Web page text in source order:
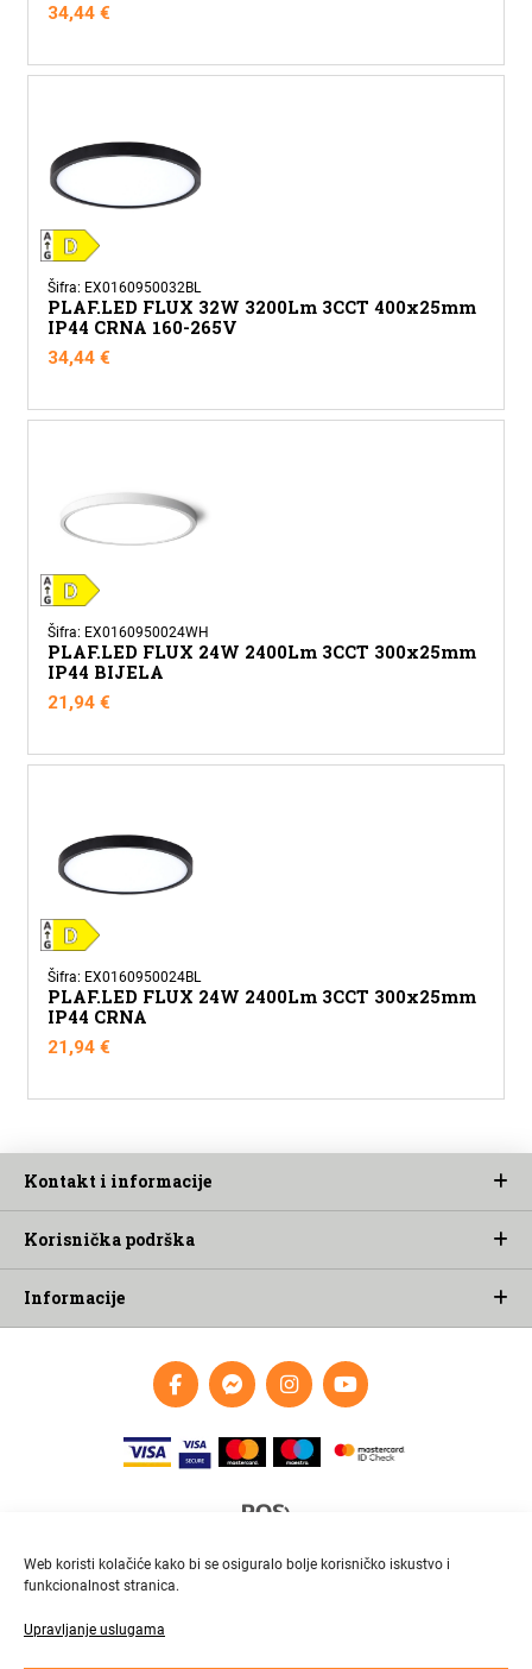
Web koristi kolačiće kako bi se osiguralo bolje korisničko iskustvo i
funkcionalnost stranica.
Upravljanje uslugama
34,44€
Šifra: EX0160950032BL
PLAF.LED FLUX 32W 3200Lm 3CCT 400x25mm
IP44 CRNA 160-265V
34,44€
Šifra: EX0160950024WH
PLAF.LED FLUX 24W 2400Lm 3CCT 300x25mm
IP44 BIJELA
21,94€
Šifra: EX0160950024BL
PLAF.LED FLUX 24W 2400Lm 3CCT 300x25mm
IP44 CRNA
21,94€
Kontakt i informacije
Korisnička podrška
Informacije
Brza i pouzdana dostava